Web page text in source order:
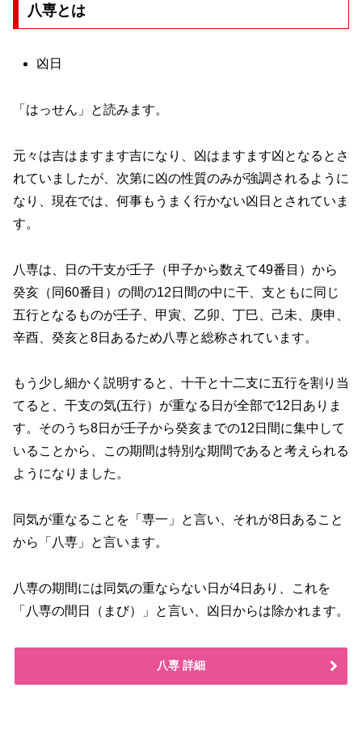
八専とは
凶日
「はっせん」と読みます。
元々は吉はますます吉になり、凶はますます凶となるとさ
れていましたが、次第に凶の性質のみが強調されるように
なり、現在では、何事もうまく行かない凶日とされていま
す。
八専は、日の干支が壬子（甲子から数えて49番目）から
癸亥（同60番目）の間の12日間の中に干、支ともに同じ
五行となるものが壬子、甲寅、乙卯、丁巳、己未、庚申、
辛酉、癸亥と8日あるため八専と総称されています。
もう少し細かく説明すると、十干と十二支に五行を割り当
てると、干支の気(五行）が重なる日が全部で12日ありま
す。そのうち8日が壬子から癸亥までの12日間に集中して
いることから、この期間は特別な期間であると考えられる
ようになりました。
同気が重なることを「専一」と言い、それが8日あること
から「八専」と言います。
八専の期間には同気の重ならない日が4日あり、これを
「八専の間日（まび）」と言い、凶日からは除かれます。
八専 詳細